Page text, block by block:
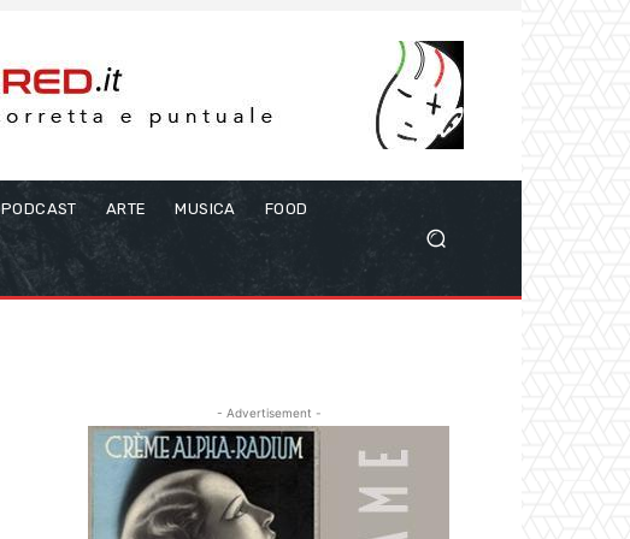
PODCAST ARTE MUSICA FOOD
- Advertisement -